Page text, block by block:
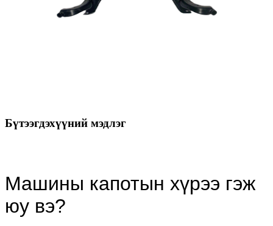
Бүтээгдэхүүний мэдлэг
Машины капотын хүрээ гэж
юу вэ?